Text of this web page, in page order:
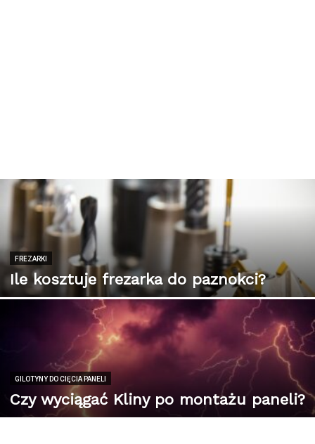
FREZARKI
Ile kosztuje frezarka do paznokci?
GILOTYNY DO CIĘCIA PANELI
Czy wyciągać Kliny po montażu paneli?